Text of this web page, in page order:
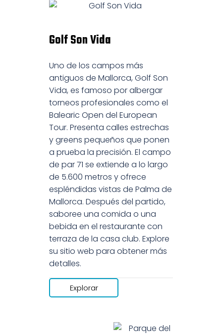
Golf Son Vida
Uno de los campos más
antiguos de Mallorca, Golf Son
Vida, es famoso por albergar
torneos profesionales como el
Balearic Open del European
Tour. Presenta calles estrechas
y greens pequeños que ponen
a prueba la precisión. El campo
de par 71 se extiende a lo largo
de 5.600 metros y ofrece
espléndidas vistas de Palma de
Mallorca. Después del partido,
saboree una comida o una
bebida en el restaurante con
terraza de la casa club. Explore
su sitio web para obtener más
detalles.
Explorar